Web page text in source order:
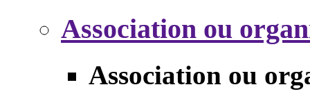
Association ou
Association ou